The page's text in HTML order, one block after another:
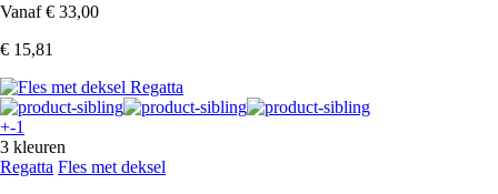
Vanaf € 33,00
€ 15,81
+-1
3 kleuren
Regatta Fles met deksel